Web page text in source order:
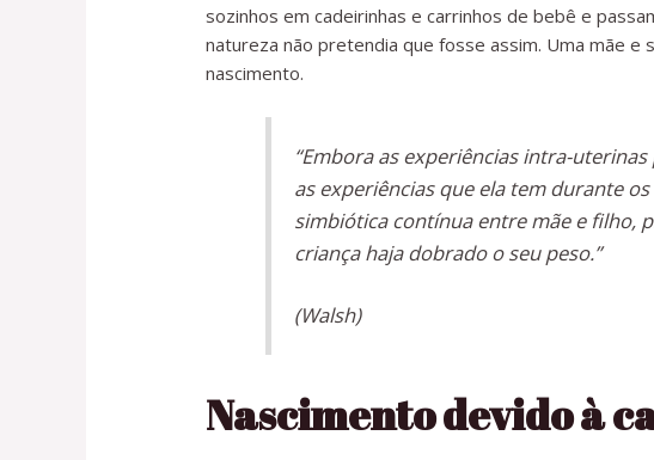
sozinhos em cadeirinhas ​​e carrinhos de bebê e
natureza não pretendia que fosse assim. Uma mãe
nascimento.
“Embora as experiências intra-
as experiências que ela tem durante
simbiótica contínua entre mãe e filho,
criança haja dobrado o seu peso.”
(Walsh)
Nascimento devido à